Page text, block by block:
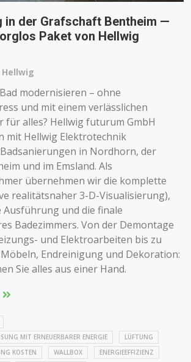
in der Grafschaft Bentheim —
Paket von Hellwig
modernisieren – ohne
und mit einem verlässlichen
für alles? Hellwig futurum GmbH
mit Hellwig Elektrotechnik
in Nordhorn, der
und im Emsland. Als
übernehmen wir die komplette
realitätsnaher 3-D-Visualisierung),
Ausführung und die finale
Badezimmers. Von der Demontage
und Elektroarbeiten bis zu
Endreinigung und Dekoration:
Sie alles aus einer Hand.
MIT ERNEUERBARER ENERGIE
LÜFTUNG
KOSTEN WALLBOX
ENERGIEEFFIZIENZ